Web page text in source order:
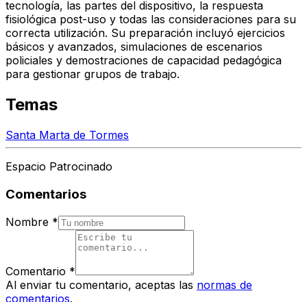
tecnología, las partes del dispositivo, la respuesta
fisiológica post-uso y todas las consideraciones para su
correcta utilización. Su preparación incluyó ejercicios
básicos y avanzados, simulaciones de escenarios
policiales y demostraciones de capacidad pedagógica
para gestionar grupos de trabajo.
Temas
Santa Marta de Tormes
Espacio Patrocinado
Comentarios
Nombre *
Comentario *
Al enviar tu comentario, aceptas las normas de
comentarios.